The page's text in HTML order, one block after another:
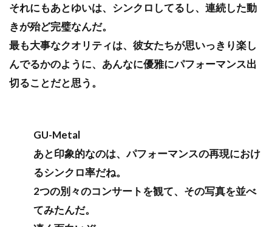
それにもあとゆいは、シンクロしてるし、連続した動
きが殆ど完璧なんだ。
最も大事なクオリティは、彼女たちが思いっきり楽し
んでるかのように、あんなに優雅にパフォーマンス出
切ることだと思う。
GU-Metal
あと印象的なのは、パフォーマンスの再現におけ
るシンクロ率だね。
2つの別々のコンサートを観て、その写真を並べ
てみたんだ。